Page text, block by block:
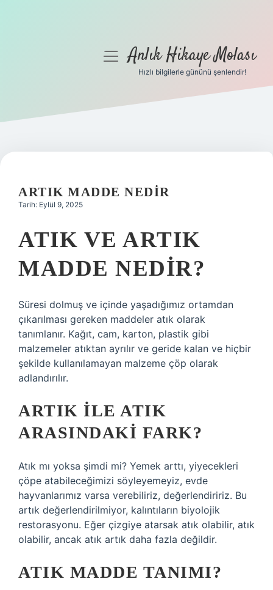
Gizlilik Politikası
Yasal Uyarı
menüyüAnlık Hikaye Molası
Hızlı bilgilerle gününü şenlendir!
ARTIK MADDE NEDIR
Tarih: Eylül 9, 2025
ATIK VE ARTIK
MADDE NEDIR?
Süresi dolmuş ve içinde yaşadığımız ortamdan
çıkarılması gereken maddeler atık olarak
tanımlanır. Kağıt, cam, karton, plastik gibi
malzemeler atıktan ayrılır ve geride kalan ve hiçbir
şekilde kullanılamayan malzeme çöp olarak
adlandırılır.
ARTIK ILE ATIK
ARASINDAKI FARK?
Atık mı yoksa şimdi mi? Yemek arttı, yiyecekleri
çöpe atabileceğimizi söyleyemeyiz, evde
hayvanlarımız varsa verebiliriz, değerlendiririz. Bu
artık değerlendirilmiyor, kalıntıların biyolojik
restorasyonu. Eğer çizgiye atarsak atık olabilir, atık
olabilir, ancak atık artık daha fazla değildir.
ATIK MADDE TANIMI?